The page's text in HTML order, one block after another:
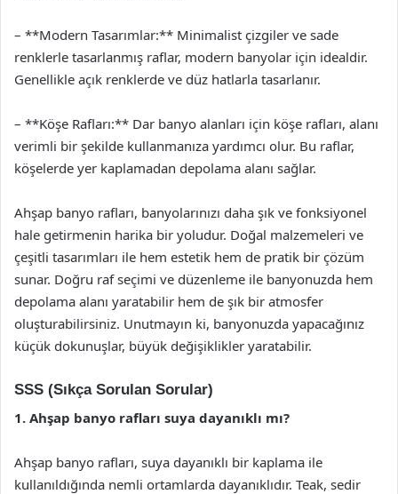
– **Modern Tasarımlar:** Minimalist çizgiler ve sade
renklerle tasarlanmış raflar, modern banyolar için idealdir.
Genellikle açık renklerde ve düz hatlarla tasarlanır.
– **Köşe Rafları:** Dar banyo alanları için köşe rafları, alanı
verimli bir şekilde kullanmanıza yardımcı olur. Bu raflar,
köşelerde yer kaplamadan depolama alanı sağlar.
Ahşap banyo rafları, banyolarınızı daha şık ve fonksiyonel
hale getirmenin harika bir yoludur. Doğal malzemeleri ve
çeşitli tasarımları ile hem estetik hem de pratik bir çözüm
sunar. Doğru raf seçimi ve düzenleme ile banyonuzda hem
depolama alanı yaratabilir hem de şık bir atmosfer
oluşturabilirsiniz. Unutmayın ki, banyonuzda yapacağınız
küçük dokunuşlar, büyük değişiklikler yaratabilir.
SSS (Sıkça Sorulan Sorular)
1. Ahşap banyo rafları suya dayanıklı mı?
Ahşap banyo rafları, suya dayanıklı bir kaplama ile
kullanıldığında nemli ortamlarda dayanıklıdır. Teak, sedir